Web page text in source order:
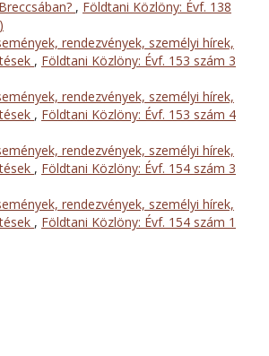
, Földtani Közlöny: Évf. 138
rendezvények, személyi hírek,
, Földtani Közlöny: Évf. 153 szám 3
rendezvények, személyi hírek,
, Földtani Közlöny: Évf. 153 szám 4
rendezvények, személyi hírek,
, Földtani Közlöny: Évf. 154 szám 3
rendezvények, személyi hírek,
, Földtani Közlöny: Évf. 154 szám 1